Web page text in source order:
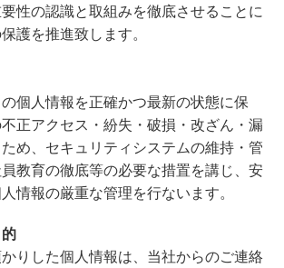
性の認識と取組みを徹底させることに
護を推進致します。
個人情報を正確かつ最新の状態に保
正アクセス・紛失・破損・改ざん・漏
め、セキュリティシステムの維持・管
教育の徹底等の必要な措置を講じ、安
情報の厳重な管理を行ないます。
りした個人情報は、当社からのご連絡